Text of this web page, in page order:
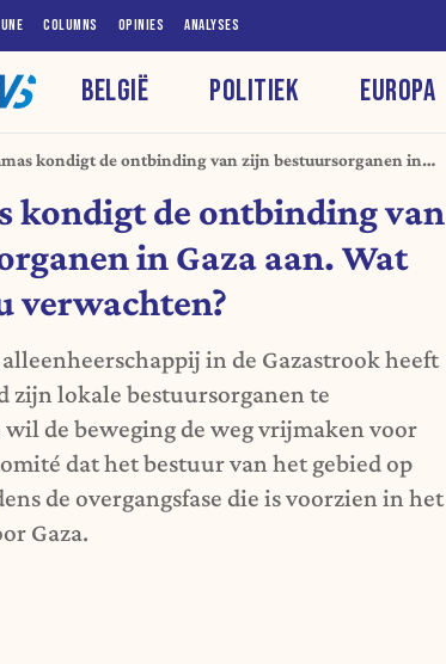
COLUMNS OPINIES ANALYSES
BELGIË POLITIEK EUROPA
kondigt de ontbinding van zijn bestuursorganen in
kondigt de ontbinding van
in Gaza aan. Wat
verwachten?
in de Gazastrook heeft
zijn lokale bestuursorganen te
de beweging de weg vrijmaken voor
dat het bestuur van het gebied op
de overgangsfase die is voorzien in het
Gaza.